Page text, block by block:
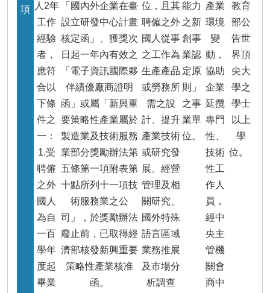
人2年
工作
經驗
者，
應符
合以
下條
件之
一：
1.受
聘僱
之外
國人
為自
一百
學年
度起
畢業
「國內外企業在臺
設立研發中心計畫
核定函」、獲獎次
日起一年內有效之
「電子資訊國際夥
伴績優廠商證明
函」或屬「新興重
要策略性產業屬於
製造業及技術服務
業部分獎勵辦法第
五條第一項附表第
十點所列十一項技
術服務業之公
司」，於獎勵辦法
廢止前，已取得經
濟部核發新興重要
策略性產業核准
函。
位，且其
聘僱之外
國人從事
之工作為
生產產品
或勞務所
需之設
計、提升
產業技術
或研究發
展、經營
管理及相
關研究、
國外特殊
語言區域
業務推展
及市場分
析調查
能力
之新
創事
業認
定原
則」
之事
業單
位。
產業
環境
變
動，
協助
企業
延攬
專門
性、
技術
性工
作人
員，
經中
央主
管機
關會
商中
教育
部公
告世
界頂
尖大
學之
學士
以上
學
位。